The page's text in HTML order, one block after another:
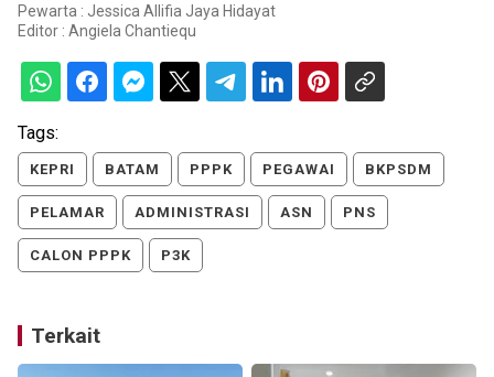
Pewarta : Jessica Allifia Jaya Hidayat
Editor : Angiela Chantiequ
Tags:
KEPRI BATAM PPPK PEGAWAI BKPSDM
PELAMAR ADMINISTRASI ASN PNS
CALON PPPK P3K
Terkait